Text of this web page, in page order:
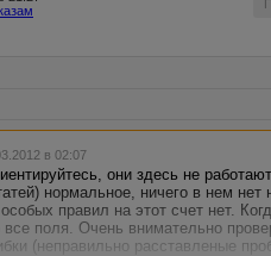
в 02:07
они здесь не
нормальное, ничего в нем
правил на этот счет нет.
все поля. Очень внимательно
(неправильно расставленые